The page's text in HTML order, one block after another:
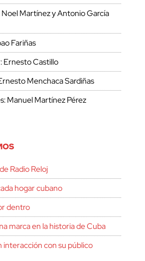
Noel Martínez y Antonio García
Fariñas
Ernesto Castillo
Menchaca Sardiñas
Manuel Martínez Pérez
Radio Reloj
hogar cubano
dentro
marca en la historia de Cuba
interacción con su público